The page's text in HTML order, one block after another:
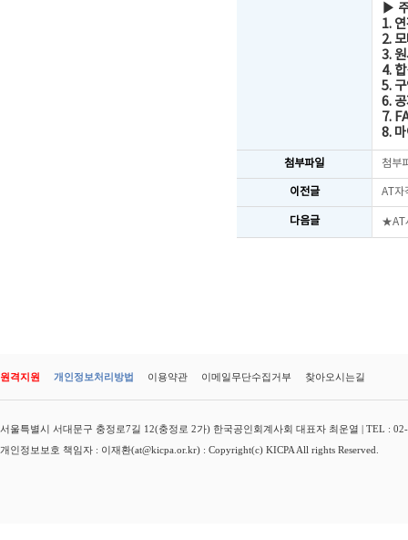
▶
1.
2.
3.
4.
5.
6.
7.
8.
첨부파일 첨부
이전글 AT자
다음글 ★AT
원격지원 개인정보처리방법 이용약관 이메일무단수집거부 찾아오시는길
서울특별시 서대문구 충정로7길 12(충정로 2가) 한국공인회계사회 대표자 최운열 | TEL :
개인정보보호 책임자 : 이재환(at@kicpa.or.kr) : Copyright(c) KICPA All rights Reserved.